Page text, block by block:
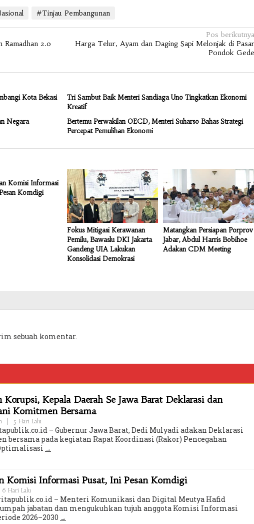
#Tinjau Pembangunan
2.0
Pos berikutnya
Harga Telur, Ayam dan Daging Sapi Melonjak di Pasar
Pondok Gede
Kota Bekasi
Tri Sambut Baik Menteri Sandiaga Uno Tingkatkan Ekonomi
Kreatif
Negara
Bertemu Perwakilan OECD, Menteri Suharso Bahas Strategi
Percepat Pemulihan Ekonomi
Komisi Informasi
Komdigi
Fokus Mitigasi Kerawanan
Pemilu, Bawaslu DKI Jakarta
Gandeng UIA Lakukan
Konsolidasi Demokrasi
Matangkan Persiapan Porprov
Jabar, Abdul Harris Bobihoe
Adakan CDM Meeting
sebuah komentar.
Korupsi, Kepala Daerah Se Jawa Barat Deklarasi dan
Komitmen Bersama
5 Hari Lalu
– Gubernur Jawa Barat, Dedi Mulyadi adakan Deklarasi
bersama pada kegiatan Rapat Koordinasi (Rakor) Pencegahan
Komisi Informasi Pusat, Ini Pesan Komdigi
6 Hari Lalu
– Menteri Komunikasi dan Digital Meutya Hafid
jabatan dan mengukuhkan tujuh anggota Komisi Informasi
2026–2030